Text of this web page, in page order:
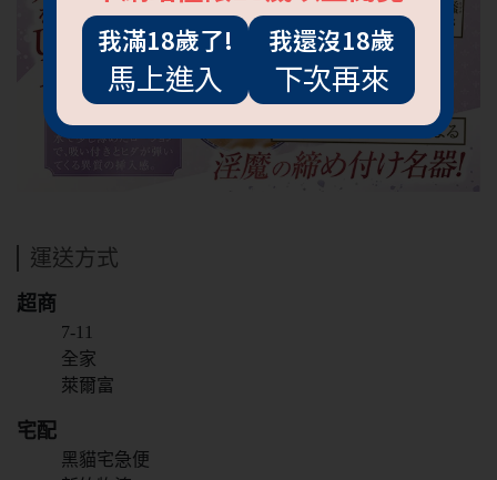
我滿18歲了!
馬上進入
我還沒18歲
下次再來
運送方式
超商
7-11
全家
萊爾富
宅配
黑貓宅急便